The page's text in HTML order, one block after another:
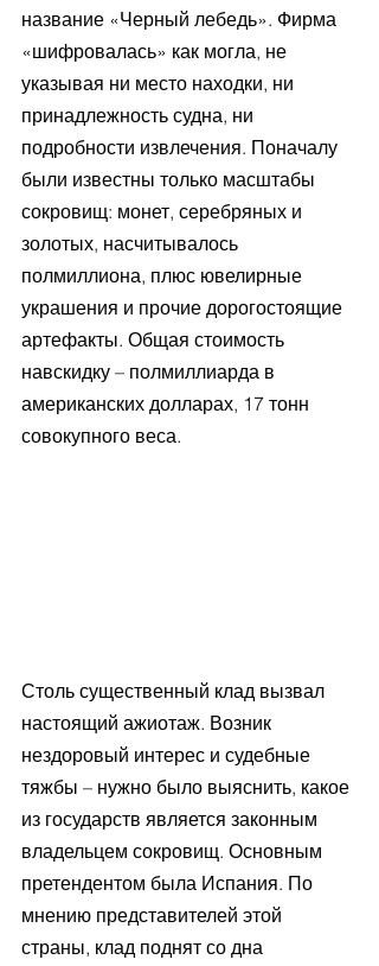
название «Черный лебедь». Фирма
«шифровалась» как могла, не
указывая ни место находки, ни
принадлежность судна, ни
подробности извлечения. Поначалу
были известны только масштабы
сокровищ: монет, серебряных и
золотых, насчитывалось
полмиллиона, плюс ювелирные
украшения и прочие дорогостоящие
артефакты. Общая стоимость
навскидку – полмиллиарда в
американских долларах, 17 тонн
совокупного веса.
Столь существенный клад вызвал
настоящий ажиотаж. Возник
нездоровый интерес и судебные
тяжбы – нужно было выяснить, какое
из государств является законным
владельцем сокровищ. Основным
претендентом была Испания. По
мнению представителей этой
страны, клад поднят со дна